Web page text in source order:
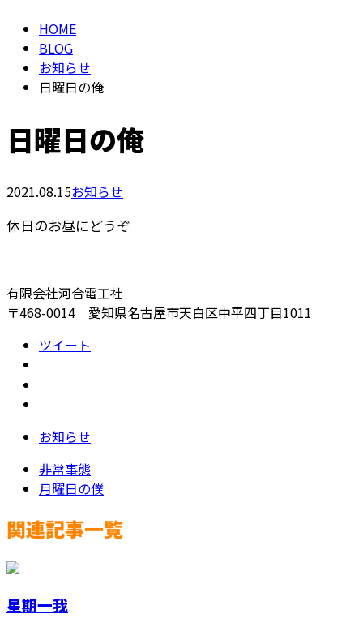
HOME
BLOG
お知らせ
日曜日の俺
日曜日の俺
2021.08.15お知らせ
休日のお昼にどうぞ
有限会社河合電工社
〒468-0014 愛知県名古屋市天白区中平四丁目1011
ツイート
お知らせ
非常事態
月曜日の僕
関連記事一覧
星期一我